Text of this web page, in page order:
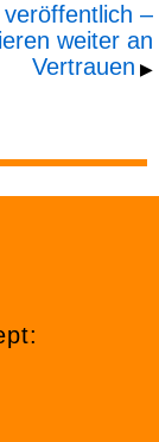
–
weiter an
Vertrauen ▶